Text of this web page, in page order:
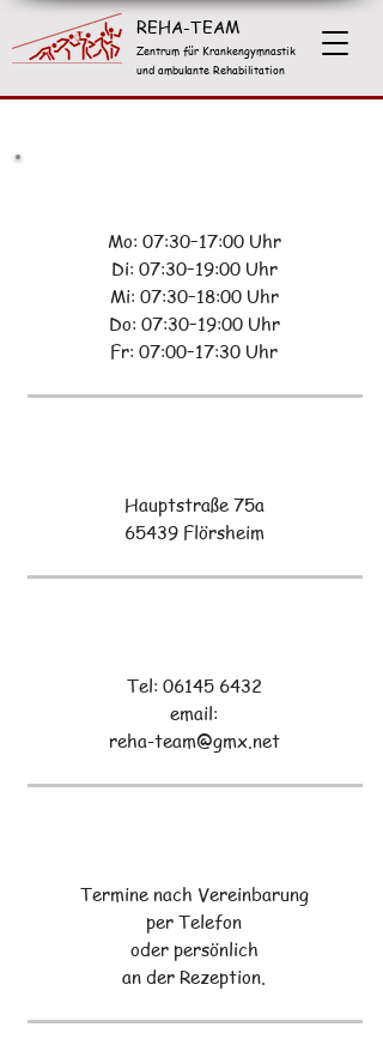
REHA-TEAM
Zentrum für Krankengymnastik
und ambulante Rehabilitation
Mo: 07:30–17:00 Uhr
Di: 07:30–19:00 Uhr
Mi: 07:30–18:00 Uhr
Do: 07:30–19:00 Uhr
Fr: 07:00–17:30 Uhr
Hauptstraße 75a
65439 Flörsheim
Tel: 06145 6432
email:
reha-team@gmx.net
Termine nach Vereinbarung
per Telefon
oder persönlich
an der Rezeption.